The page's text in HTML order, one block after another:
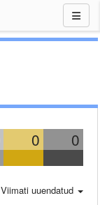
0 0
Viimati uuendatud